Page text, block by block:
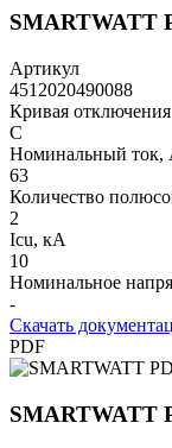
SMARTWATT
Артикул
4512020490088
Кривая отключения
C
Номинальный ток,
63
Количество
2
Icu, кА
10
Номинальное
-
Скачать
PDF
SMARTWATT